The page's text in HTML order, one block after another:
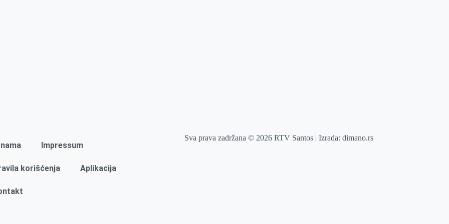
Impressum
korišćenja Aplikacija
Sva prava zadržana © 2026 RTV Santos | Izrada:dimano.rs